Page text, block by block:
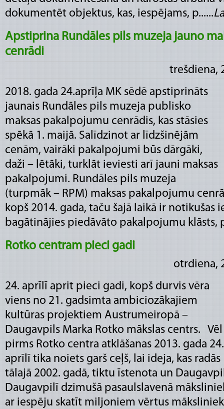
dokumentēt objektus, kas, iespējams, p......
Apstiprina Rundāles pils muzeja jauno
cenrādi
trešdiena,
2018. gada 24.aprīļa MK sēdē apstiprināts
jaunais Rundāles pils muzeja publisko
maksas pakalpojumu cenrādis, kas stāsies
spēkā 1. maijā. Salīdzinot ar līdzšinējām
cenām, vairāki pakalpojumi būs dārgāki,
daži – lētāki, turklāt ieviesti arī jauni maksas
pakalpojumi. Rundāles pils muzeja
(turpmāk – RPM) maksas pakalpojumu
kopš 2014. gada, taču šajā laikā ir notikušas
bagātinājies piedāvāto pakalpojumu klāsts,
Rotko centram pieci gadi
otrdiena,
24. aprīlī aprit pieci gadi, kopš durvis vēra
viens no 21. gadsimta ambiciozākajiem
kultūras projektiem Austrumeiropā –
Daugavpils Marka Rotko mākslas centrs. Vēl
pirms Rotko centra atklāšanas 2013. gada 24.
aprīlī tika noiets garš ceļš, lai ideja, kas radās
tālajā 2002. gadā, tiktu īstenota un
Daugavpilī dzimušā pasaulslavenā
ar iespēju skatīt miljoniem vērtus